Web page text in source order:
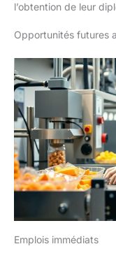
l’obtention de leur
Opportunités futures
Emplois immédiats